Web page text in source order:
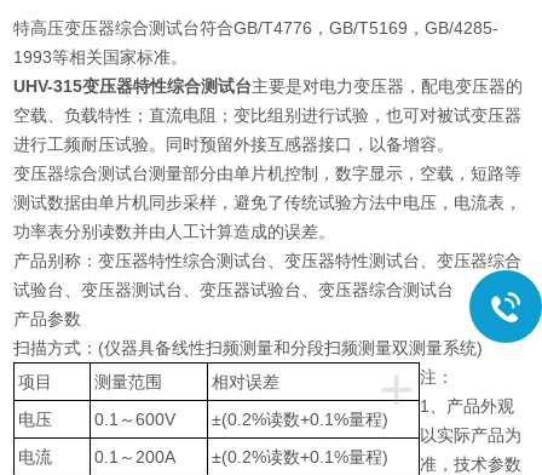
特高压变压器综合测试台符合GB/T4776，GB/T5169，GB/4285-
1993等相关国家标准。
UHV-315变压器特性综合测试台主要是对电力变压器，配电变压器的
空载、负载特性；直流电阻；变比组别进行试验，也可对被试变压器
进行工频耐压试验。同时预留外接互感器接口，以备增容。
变压器综合测试台测量部分由单片机控制，数字显示，空载，短路等
测试数据由单片机同步采样，避免了传统试验方法中电压，电流表，
功率表分别读数并由人工计算造成的误差。
产品别称：变压器特性综合测试台、变压器特性测试台、变压器综合
试验台、变压器测试台、变压器试验台、变压器综合测试台
产品参数
扫描方式：(仪器具备线性扫频测量和分段扫频测量双测量系统)
+
项目 测量范围
相对误差
电压
0.1～600V
±(0.2%读数+0.1%量程)
电流
0.1～200A
±(0.2%读数+0.1%量程)
注：
1、产品外观
以实际产品为
准，技术参数